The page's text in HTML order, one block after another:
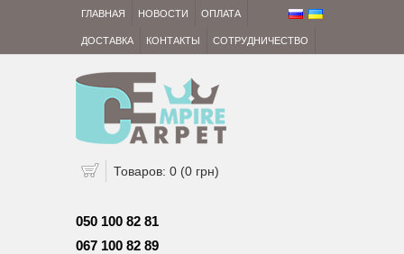
ГЛАВНАЯ НОВОСТИ ОПЛАТА
ДОСТАВКА КОНТАКТЫ СОТРУДНИЧЕСТВО
Товаров: 0 (0 грн)
050 100 82 81
067 100 82 89